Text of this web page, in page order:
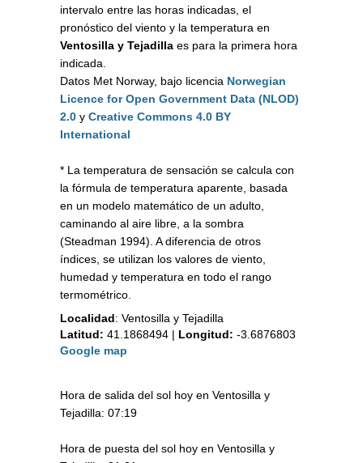
intervalo entre las horas indicadas, el
pronóstico del viento y la temperatura en
Ventosilla y Tejadilla es para la primera hora
indicada.
Datos Met Norway, bajo licencia Norwegian
Licence for Open Government Data (NLOD)
2.0 y Creative Commons 4.0 BY
International
* La temperatura de sensación se calcula con
la fórmula de temperatura aparente, basada
en un modelo matemático de un adulto,
caminando al aire libre, a la sombra
(Steadman 1994). A diferencia de otros
índices, se utilizan los valores de viento,
humedad y temperatura en todo el rango
termométrico.
Localidad: Ventosilla y Tejadilla
Latitud: 41.1868494 | Longitud: -3.6876803
Google map
Hora de salida del sol hoy en Ventosilla y
Tejadilla: 07:19
Hora de puesta del sol hoy en Ventosilla y